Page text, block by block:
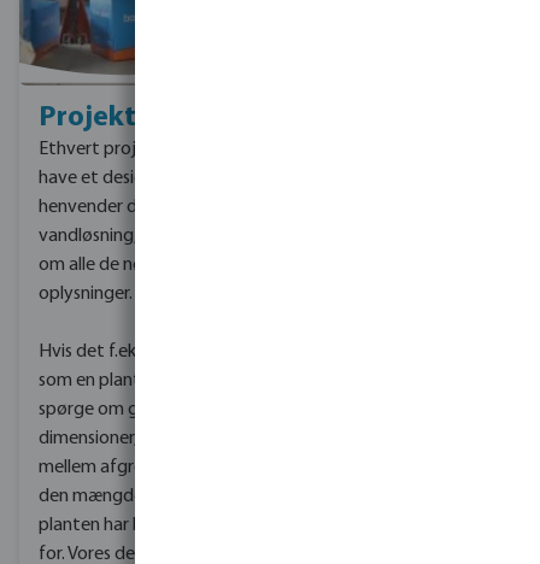
Projektdesign
Ethvert projekt skal først
have et design. Hvis du
henvender dig til os for
vandløsning, beder vi dig
om alle de nødvendige
oplysninger.
Hvis det f.eks. drejer sig
som en planteavler vil vi
spørge om grundens
dimensioner, afstanden
mellem afgrøderne og
den mængde fugt, som
planten har brug
for.Vores designteam